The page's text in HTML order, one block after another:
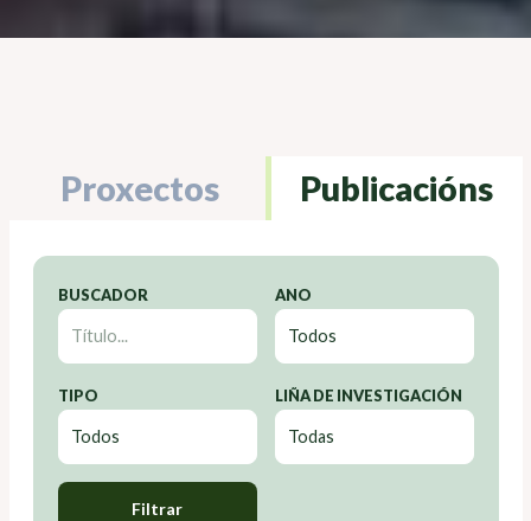
Proxectos Publicacións
BUSCADOR ANO
TIPO LIÑA DE INVESTIGACIÓN
Filtrar